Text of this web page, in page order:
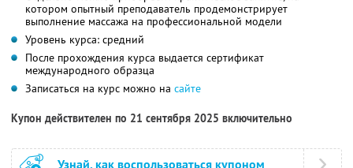
котором опытный преподаватель продемонстрирует
выполнение массажа на профессиональной модели
Уровень курса: средний
После прохождения курса выдается сертификат
международного образца
Записаться на курс можно на сайте
Купон действителен по 21 сентября 2025 включительно
Узнай, как воспользоваться купоном